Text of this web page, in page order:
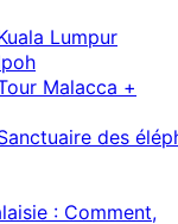
Lumpur
Malacca +
des
: Comment,